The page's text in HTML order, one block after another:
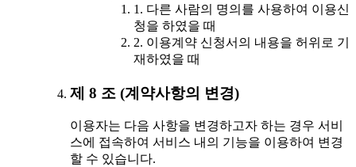
1. 다른 사람의 명의를 사용하여 이용신
청을 하였을 때
2. 이용계약 신청서의 내용을 허위로 기
재하였을 때
제 8 조 (계약사항의 변경)
이용자는 다음 사항을 변경하고자 하는 경우 서비
스에 접속하여 서비스 내의 기능을 이용하여 변경
할 수 있습니다.